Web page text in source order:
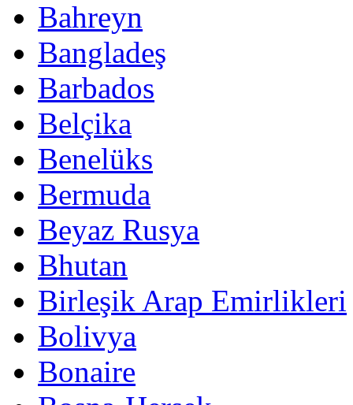
Bahreyn
Bangladeş
Barbados
Belçika
Benelüks
Bermuda
Beyaz Rusya
Bhutan
Birleşik Arap Emirlikleri
Bolivya
Bonaire